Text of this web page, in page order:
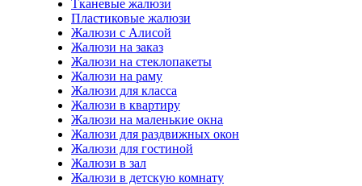
Тканевые жалюзи
Пластиковые жалюзи
Жалюзи с Алисой
Жалюзи на заказ
Жалюзи на стеклопакеты
Жалюзи на раму
Жалюзи для класса
Жалюзи в квартиру
Жалюзи на маленькие окна
Жалюзи для раздвижных окон
Жалюзи для гостиной
Жалюзи в зал
Жалюзи в детскую комнату